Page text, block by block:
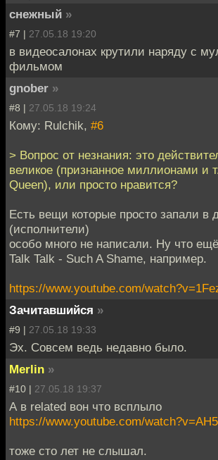
снежный »
#7 | 27.05.18 19:20
в видеосалонах крутили наряду с
фильмом
gnober »
#8 | 27.05.18 19:24
Кому: Rulchik, #6
> Вопрос от незнания: это
великое (признанное миллионами и
Queen), или просто нравится?
Есть вещи которые просто запали в
(исполнители)
особо много не написали. Ну что
Talk Talk - Such A Shame, например.
https://www.youtube.com/
Зачитавшийся »
#9 | 27.05.18 19:33
Эх. Совсем ведь недавно было.
Merlin »
#10 | 27.05.18 19:37
А в related вон что всплыло
https://www.youtube.com/
тоже сто лет не слышал.